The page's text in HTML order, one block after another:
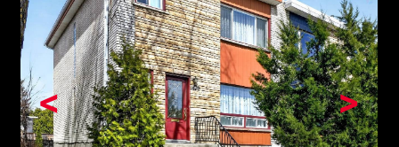
>
<